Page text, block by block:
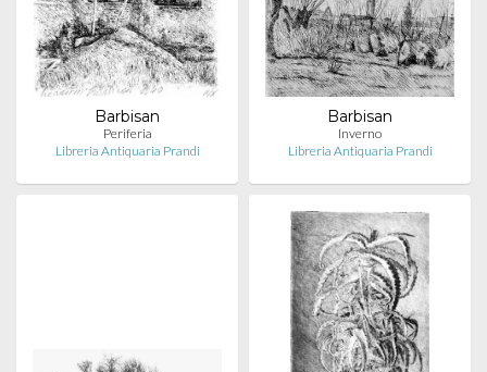
Barbisan
Periferia
Libreria Antiquaria Prandi
Barbisan
Inverno
Libreria Antiquaria Prandi